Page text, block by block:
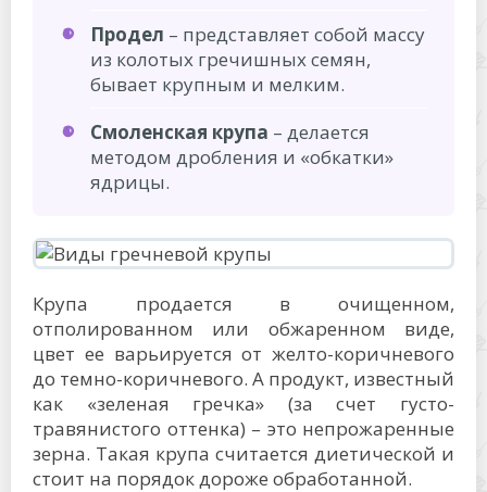
Продел – представляет собой массу
из колотых гречишных семян,
бывает крупным и мелким.
Смоленская крупа – делается
методом дробления и «обкатки»
ядрицы.
Крупа продается в очищенном,
отполированном или обжаренном виде,
цвет ее варьируется от желто-коричневого
до темно-коричневого. А продукт, известный
как «зеленая гречка» (за счет густо-
травянистого оттенка) – это непрожаренные
зерна. Такая крупа считается диетической и
стоит на порядок дороже обработанной.